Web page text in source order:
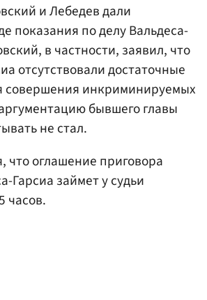
и Лебедев дали
показания по делу Вальдеса-
в частности, заявил, что
отсутствовали достаточные
совершения инкриминируемых
бывшего главы
не стал.
что оглашение приговора
Гарсиа займет у судьи
часов.